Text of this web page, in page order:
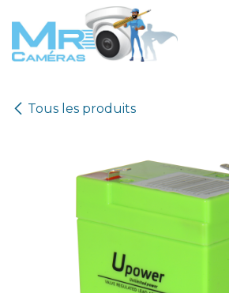
Se rendre au contenu
Tous les produits